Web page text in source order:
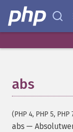
abs
(PHP 4, PHP 5, PHP
abs —